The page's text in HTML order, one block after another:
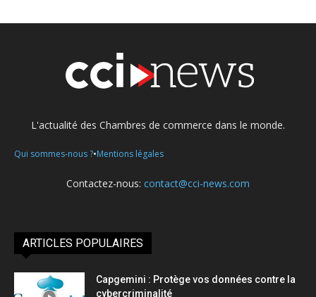
L'actualité des Chambres de commerce dans le monde.
Qui sommes-nous ?•Mentions légales
Contactez-nous: contact@cci-news.com
ARTICLES POPULAIRES
Capgemini : Protège vos données contre la
cybercriminalité